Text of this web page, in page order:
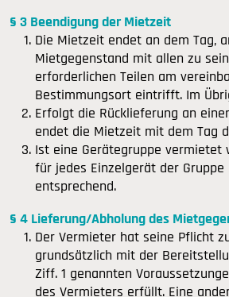
§ 3 Beendigung der Mietzeit
Die Mietzeit endet an dem Tag,
Mietgegenstand mit allen zu
erforderlichen Teilen am
Bestimmungsort eintrifft. Im
Erfolgt die Rücklieferung an
endet die Mietzeit mit dem Tag
Ist eine Gerätegruppe vermietet
für jedes Einzelgerät der Gruppe
entsprechend.
§ 4 Lieferung/Abholung des
Der Vermieter hat seine Pflicht
grundsätzlich mit der
Ziff. 1 genannten
des Vermieters erfüllt. Eine